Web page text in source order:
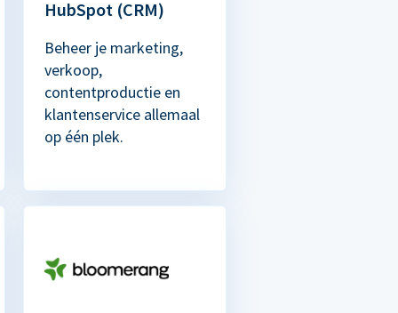
HubSpot (CRM)
Beheer je marketing,
verkoop,
contentproductie en
klantenservice allemaal
op één plek.